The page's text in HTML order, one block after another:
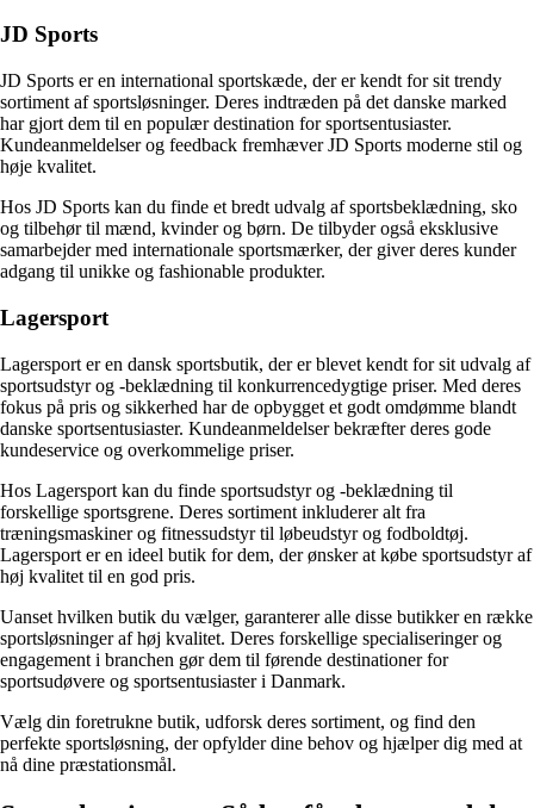
JD Sports
JD Sports er en international sportskæde, der er kendt for sit trendy
sortiment af sportsløsninger. Deres indtræden på det danske marked
har gjort dem til en populær destination for sportsentusiaster.
Kundeanmeldelser og feedback fremhæver JD Sports moderne stil og
høje kvalitet.
Hos JD Sports kan du finde et bredt udvalg af sportsbeklædning, sko
og tilbehør til mænd, kvinder og børn. De tilbyder også eksklusive
samarbejder med internationale sportsmærker, der giver deres kunder
adgang til unikke og fashionable produkter.
Lagersport
Lagersport er en dansk sportsbutik, der er blevet kendt for sit udvalg af
sportsudstyr og -beklædning til konkurrencedygtige priser. Med deres
fokus på pris og sikkerhed har de opbygget et godt omdømme blandt
danske sportsentusiaster. Kundeanmeldelser bekræfter deres gode
kundeservice og overkommelige priser.
Hos Lagersport kan du finde sportsudstyr og -beklædning til
forskellige sportsgrene. Deres sortiment inkluderer alt fra
træningsmaskiner og fitnessudstyr til løbeudstyr og fodboldtøj.
Lagersport er en ideel butik for dem, der ønsker at købe sportsudstyr af
høj kvalitet til en god pris.
Uanset hvilken butik du vælger, garanterer alle disse butikker en række
sportsløsninger af høj kvalitet. Deres forskellige specialiseringer og
engagement i branchen gør dem til førende destinationer for
sportsudøvere og sportsentusiaster i Danmark.
Vælg din foretrukne butik, udforsk deres sortiment, og find den
perfekte sportsløsning, der opfylder dine behov og hjælper dig med at
nå dine præstationsmål.